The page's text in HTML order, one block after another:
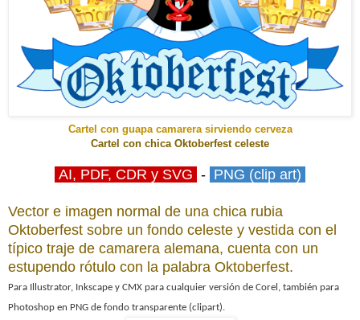
Cartel con guapa camarera sirviendo cerveza
Cartel con chica Oktoberfest celeste
AI, PDF, CDR y SVG - PNG (clip art)
Vector e imagen normal de una chica rubia
Oktoberfest sobre un fondo celeste y vestida con el
típico traje de camarera alemana, cuenta con un
estupendo rótulo con la palabra Oktoberfest.
Para Illustrator, Inkscape y CMX para cualquier versión de Corel, también para
Photoshop en PNG de fondo transparente (clipart).